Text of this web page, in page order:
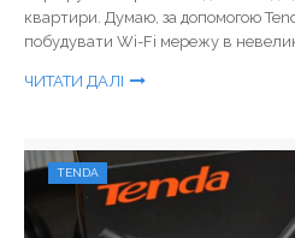
квартири. Думаю, за допомогою
побудувати Wi-Fi мережу в
ЧИТАТИ ДАЛІ
TENDA